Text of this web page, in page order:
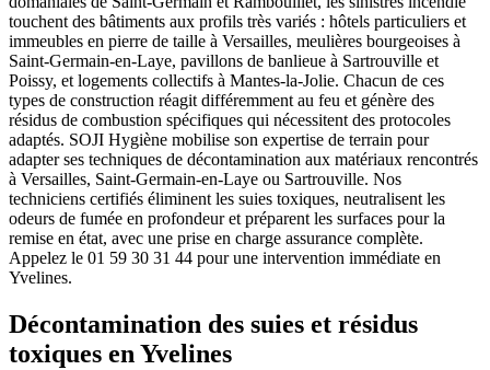
touchent des bâtiments aux profils très variés : hôtels particuliers et
immeubles en pierre de taille à Versailles, meulières bourgeoises à
Saint-Germain-en-Laye, pavillons de banlieue à Sartrouville et
Poissy, et logements collectifs à Mantes-la-Jolie. Chacun de ces
types de construction réagit différemment au feu et génère des
résidus de combustion spécifiques qui nécessitent des protocoles
adaptés. SOJI Hygiène mobilise son expertise de terrain pour
adapter ses techniques de décontamination aux matériaux rencontrés
à Versailles, Saint-Germain-en-Laye ou Sartrouville. Nos
techniciens certifiés éliminent les suies toxiques, neutralisent les
odeurs de fumée en profondeur et préparent les surfaces pour la
remise en état, avec une prise en charge assurance complète.
Appelez le 01 59 30 31 44 pour une intervention immédiate en
Yvelines.
Décontamination des suies et résidus
toxiques en Yvelines